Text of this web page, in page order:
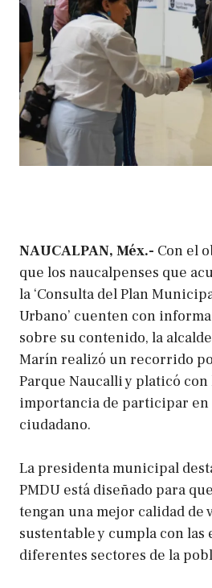
NAUCALPAN, Méx.- Con el
que los naucalpenses que
la ‘Consulta del Plan
Urbano’ cuenten con
sobre su contenido, la
Marín realizó un recorrido
Parque Naucalli y platicó
importancia de participar
ciudadano.
La presidenta municipal
PMDU está diseñado para
tengan una mejor calidad de
sustentable y cumpla con las
diferentes sectores de la